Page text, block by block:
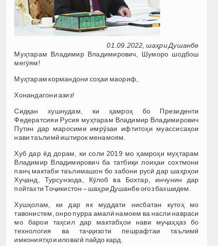
01.09.2022, шаҳри Душанбе
Муҳтарам Владимир Владимирович, Шуморо шодбош
мегӯям!
Муҳтарам кормандони соҳаи маориф,
Хонандагони азиз!
Сидқан хушнудам, ки ҳамроҳ бо Президенти
Федератсияи Русия муҳтарам Владимир Владимирович
Путин дар маросими имрӯзаи ифтитоҳи муассисаҳои
нави таълимӣ иштирок менамоям.
Хуб дар ёд дорам, ки соли 2019 мо ҳамроҳи муҳтарам
Владимир Владимирович ба татбиқи лоиҳаи сохтмони
панҷ мактаби таълимашон бо забони русӣ дар шаҳрҳои
Хуҷанд, Турсунзода, Кӯлоб ва Бохтар, инчунин дар
пойтахти Тоҷикистон – шаҳри Душанбе оғоз бахшидем.
Хушҳолам, ки дар як муддати нисбатан кутоҳ мо
тавонистем, онро пурра амалӣ намоем ва насли навраси
мо барои таҳсил дар мактабҳои нави муҷаҳҳаз бо
технология ва таҷҳизоти пешрафтаи таълимӣ
имкониятҳои иловагӣ пайдо кард.